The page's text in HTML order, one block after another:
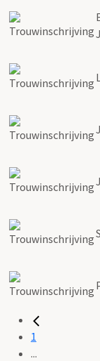
1
...